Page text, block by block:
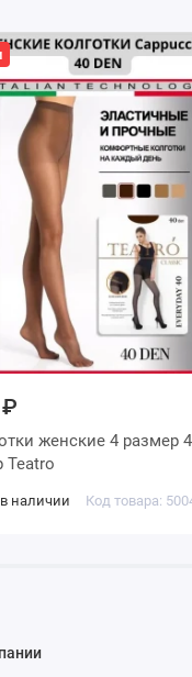
размер 40 ден
Загар Teatro
наличии Код товара: